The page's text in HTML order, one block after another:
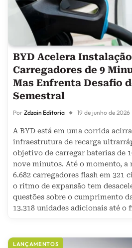
BYD Acelera
Carregadores de 9
Mas Enfrenta Desafio
Semestral
Por Zdzain Editoria 19 de junho de 2026
A BYD está em uma corrida
infraestrutura de recarga
objetivo de carregar baterias de
nove minutos. Até o momento, a
6.682 carregadores flash em 321
o ritmo de expansão tem
questões sobre o cumprimento
13.318 unidades adicionais até o
LANÇAMENTOS